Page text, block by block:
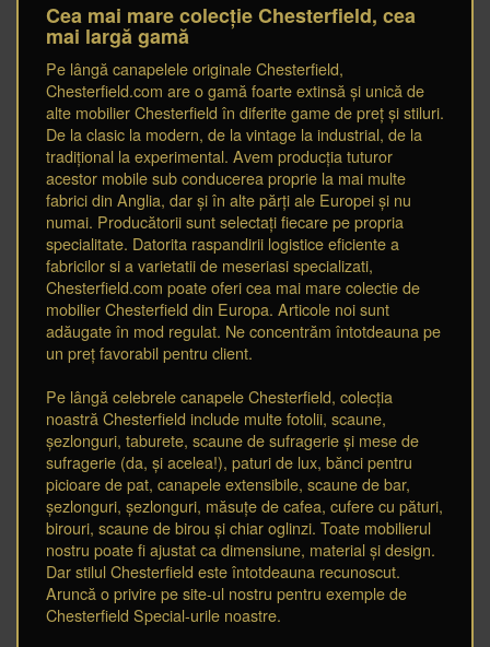
Cea mai mare colecție Chesterfield, cea
mai largă gamă
Pe lângă canapelele originale Chesterfield,
Chesterfield.com are o gamă foarte extinsă și unică de
alte mobilier Chesterfield în diferite game de preț și stiluri.
De la clasic la modern, de la vintage la industrial, de la
tradițional la experimental. Avem producția tuturor
acestor mobile sub conducerea proprie la mai multe
fabrici din Anglia, dar și în alte părți ale Europei și nu
numai. Producătorii sunt selectați fiecare pe propria
specialitate. Datorita raspandirii logistice eficiente a
fabricilor si a varietatii de meseriasi specializati,
Chesterfield.com poate oferi cea mai mare colectie de
mobilier Chesterfield din Europa. Articole noi sunt
adăugate în mod regulat. Ne concentrăm întotdeauna pe
un preț favorabil pentru client.
Pe lângă celebrele canapele Chesterfield, colecția
noastră Chesterfield include multe fotolii, scaune,
șezlonguri, taburete, scaune de sufragerie și mese de
sufragerie (da, și acelea!), paturi de lux, bănci pentru
picioare de pat, canapele extensibile, scaune de bar,
șezlonguri, șezlonguri, măsuțe de cafea, cufere cu pături,
birouri, scaune de birou și chiar oglinzi. Toate mobilierul
nostru poate fi ajustat ca dimensiune, material și design.
Dar stilul Chesterfield este întotdeauna recunoscut.
Aruncă o privire pe site-ul nostru pentru exemple de
Chesterfield Special-urile noastre.